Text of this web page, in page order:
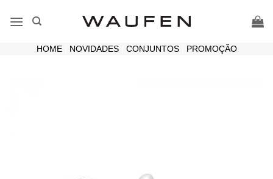
HOME| NOVIDADES| CONJUNTOS| PROMOÇÃO